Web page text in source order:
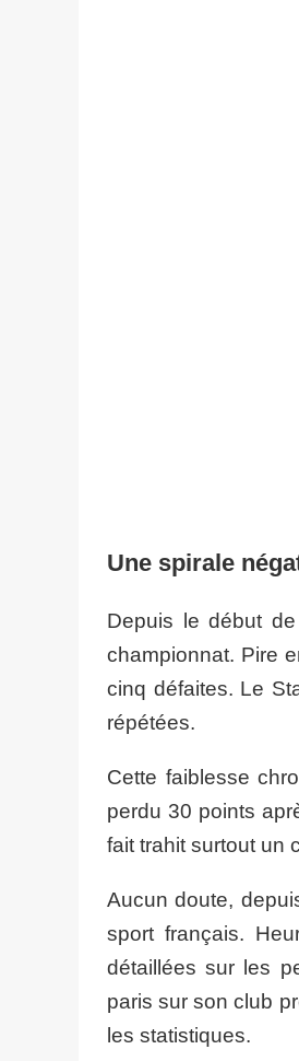
Une spirale
Depuis le début
championnat. Pire
cinq défaites. Le
répétées.
Cette faiblesse
perdu 30 points
fait trahit surtout un
Aucun doute,
sport français.
détaillées sur les
paris sur son club
les statistiques.